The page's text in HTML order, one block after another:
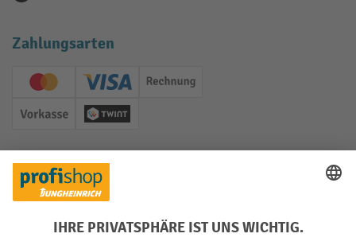
Zahlungsarten
Creditcard (Master)Creditcard (Visa)
Rechnung
Vorkasse Twint
Soziale Netzwerke
Facebook
YouTube
LinkedInInstagram